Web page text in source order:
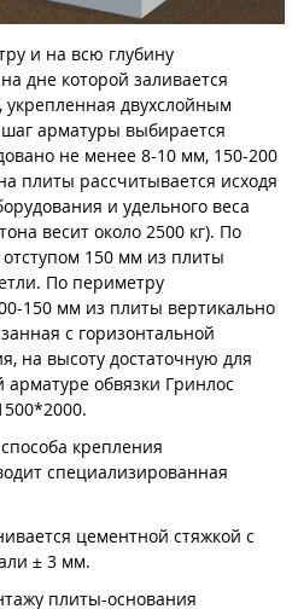
и на всю глубину
дне которой заливается
двухслойным
арматуры выбирается
не менее 8-10 мм, 150-200
плиты рассчитывается исходя
и удельного веса
весит около 2500 кг). По
150 мм из плиты
По периметру
150 мм из плиты вертикально
с горизонтальной
на высоту достаточную для
арматуре обвязки Гринлос
крепления
специализированная
цементной стяжкой с
± 3 мм.
плиты-основания